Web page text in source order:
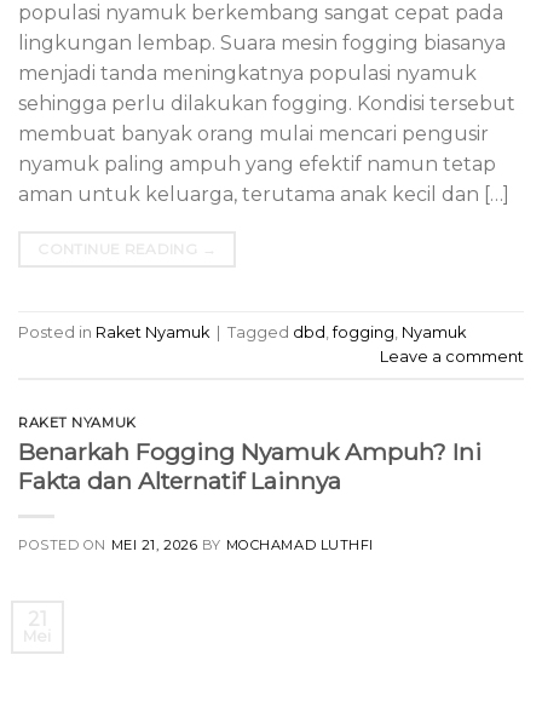
populasi nyamuk berkembang sangat cepat pada
lingkungan lembap. Suara mesin fogging biasanya
menjadi tanda meningkatnya populasi nyamuk
sehingga perlu dilakukan fogging. Kondisi tersebut
membuat banyak orang mulai mencari pengusir
nyamuk paling ampuh yang efektif namun tetap
aman untuk keluarga, terutama anak kecil dan […]
Posted in Raket Nyamuk | Tagged dbd ,fogging Nyamuk
Leave a comment
RAKET NYAMUK
Benarkah Fogging Nyamuk Ampuh? Ini
Fakta dan Alternatif Lainnya
POSTED ON MEI 21, 2026 BY MOCHAMAD LUTHFI